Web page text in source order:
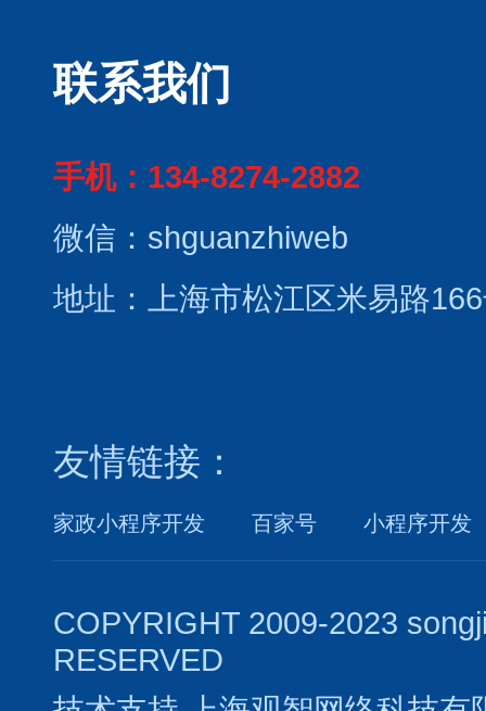
联系我们
手机：134-8274-2882
微信：shguanzhiweb
地址：上海市松江区米易路
友情链接：
家政小程序开发 百家号 小程序开发
COPYRIGHT 2009-2023
RESERVED